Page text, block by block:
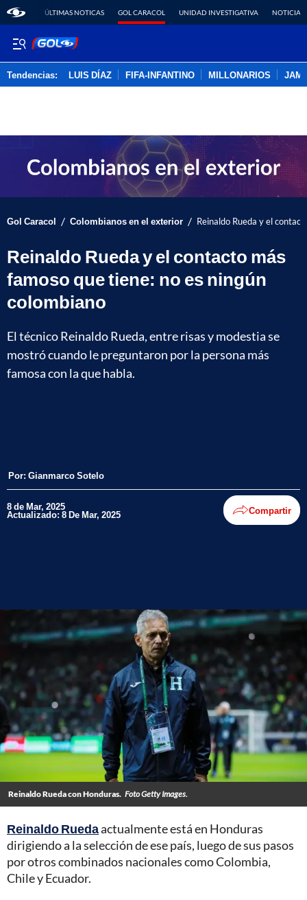
ÚLTIMAS NOTICAS GOL CARACOL UNIDAD INVESTIGATIVA NOTICIAS
Tendencias: LUIS DÍAZ FIFA-INFANTINO MILLONARIOS
Gol Caracol / Colombianos en el exterior / Reinaldo Rueda y el
Reinaldo Rueda y el contacto más
famoso que tiene: no es ningún
colombiano
El técnico Reinaldo Rueda, entre risas y modestia se
mostró cuando le preguntaron por la persona más
famosa con la que habla.
Por: Gianmarco Sotelo
8 de Mar, 2025
Actualizado: 8 De Mar, 2025 Compartir
Reinaldo Rueda con Honduras. Foto Getty Images.
Reinaldo Ruedaactualmente está en Honduras
dirigiendo a la selección de ese país, luego de sus pasos
por otros combinados nacionales como Colombia,
Chile y Ecuador.